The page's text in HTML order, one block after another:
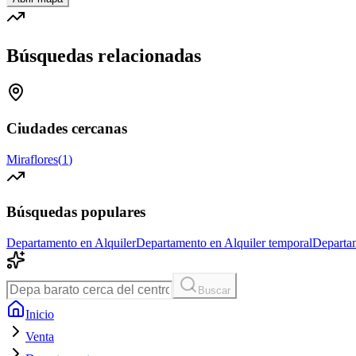
Búsquedas relacionadas
Ciudades cercanas
Miraflores(1)
Búsquedas populares
Departamento en AlquilerDepartamento en Alquiler temporal
Buscar
Inicio
Venta